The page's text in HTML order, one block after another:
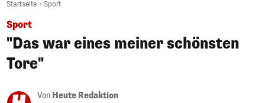
Startseite Sport
Sport
"Das war eines meiner schönsten
Tore"
Von Heute Redaktion